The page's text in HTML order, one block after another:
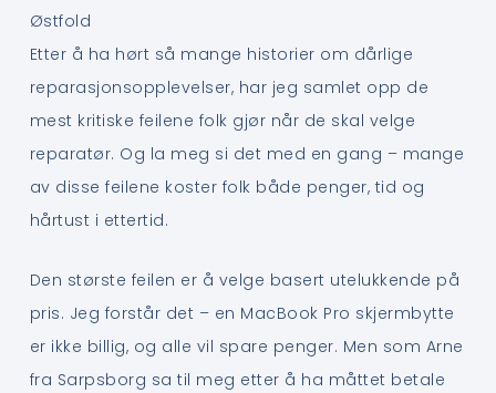
Østfold
Etter å ha hørt så mange historier om dårlige
reparasjonsopplevelser, har jeg samlet opp de
mest kritiske feilene folk gjør når de skal velge
reparatør. Og la meg si det med en gang – mange
av disse feilene koster folk både penger, tid og
hårtust i ettertid.
Den største feilen er å velge basert utelukkende på
pris. Jeg forstår det – en MacBook Pro skjermbytte
er ikke billig, og alle vil spare penger. Men som Arne
fra Sarpsborg sa til meg etter å ha måttet betale